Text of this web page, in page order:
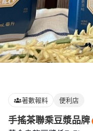
著數報料 便利店
手搖茶聯乘豆漿品